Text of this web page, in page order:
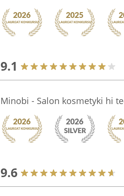
9.1
Minobi - Salon kosmetyki hi
9.6